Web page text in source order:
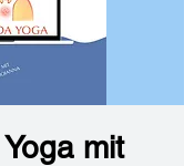
mit